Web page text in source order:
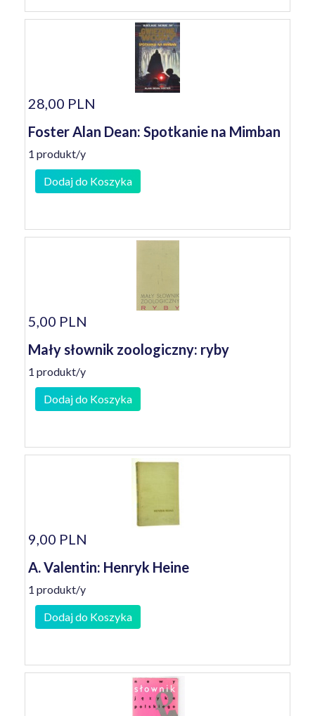
28,00 PLN
Foster Alan Dean: Spotkanie na Mimban
1 produkt/y
Dodaj do Koszyka
5,00 PLN
Mały słownik zoologiczny: ryby
1 produkt/y
Dodaj do Koszyka
9,00 PLN
A. Valentin: Henryk Heine
1 produkt/y
Dodaj do Koszyka